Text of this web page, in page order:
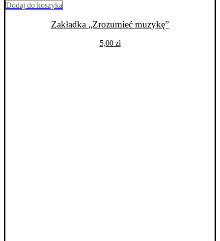
Dodaj do koszyka
Zakładka „Zrozumieć muzykę”
5,00 zł